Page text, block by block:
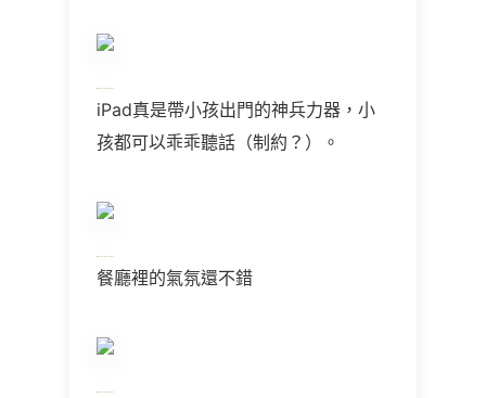
iPad真是帶小孩出門的神兵力器，小
孩都可以乖乖聽話（制約？）。
餐廳裡的氣氛還不錯